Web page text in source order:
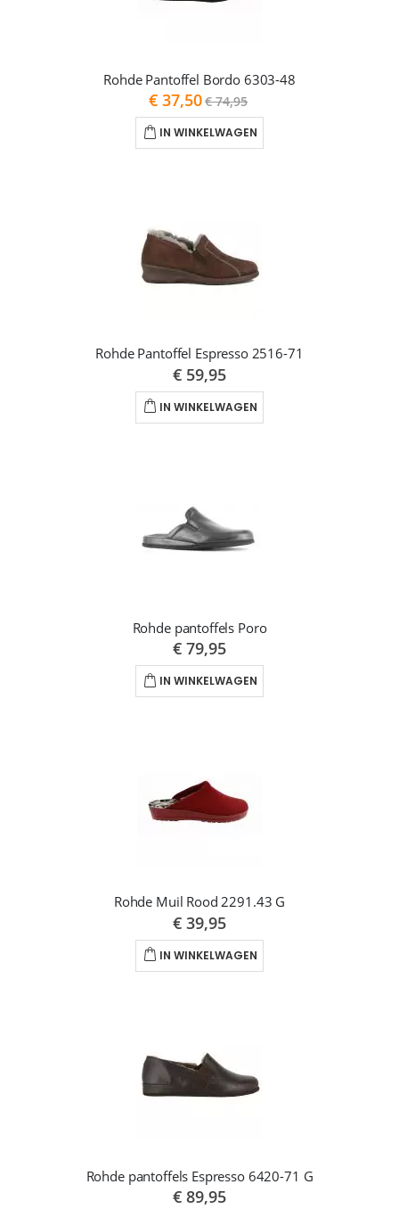
Rohde Pantoffel Bordo 6303-48
As
low
as
€ 37,50€ 74,95
IN WINKELWAGEN
Rohde Pantoffel Espresso 2516-71
€ 59,95
IN WINKELWAGEN
Rohde pantoffels Poro
€ 79,95
IN WINKELWAGEN
Rohde Muil Rood 2291.43 G
€ 39,95
IN WINKELWAGEN
Rohde pantoffels Espresso 6420-71 G
€ 89,95